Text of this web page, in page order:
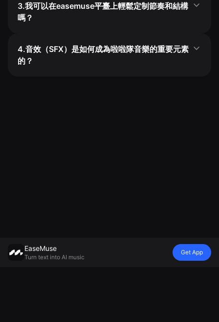
3.我可以在easemuse平臺上輕鬆定制節奏和結構
嗎？
4.音效（SFX）是如何成為啦啦隊音樂的重要元素
的？
EaseMuse
Turn text into AI music
Get App